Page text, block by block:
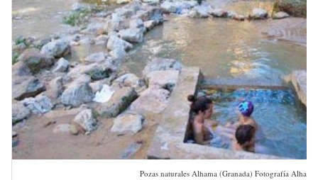
Pozas naturales Alhama (Granada) Fotografía